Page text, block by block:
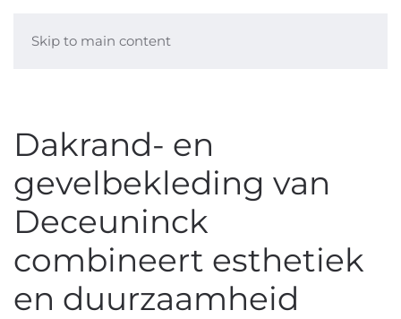
Skip to main content
Dakrand- en
gevelbekleding van
Deceuninck
combineert esthetiek
en duurzaamheid ​